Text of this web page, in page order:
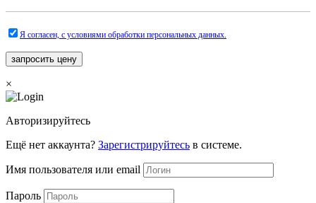
Я согласен, с условиями обработки персональных данных.
×
Авторизируйтесь
Ещё нет аккаунта? Зарегистрируйтесь в системе.
Имя пользователя или email
Пароль